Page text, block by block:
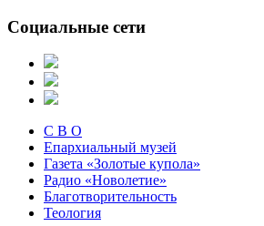
Социальные сети
С В О
Епархиальный музей
Газета «Золотые купола»
Радио «Новолетие»
Благотворительность
Теология